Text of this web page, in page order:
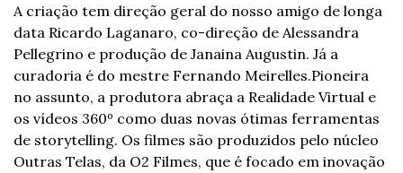
A criação tem direção geral do nosso amigo de longa
data Ricardo Laganaro, co-direção de Alessandra
Pellegrino e produção de Janaina Augustin. Já a
curadoria é do mestre Fernando Meirelles.Pioneira
no assunto, a produtora abraça a Realidade Virtual e
os vídeos 360º como duas novas ótimas ferramentas
de storytelling. Os filmes são produzidos pelo núcleo
Outras Telas, da O2 Filmes, que é focado em inovação